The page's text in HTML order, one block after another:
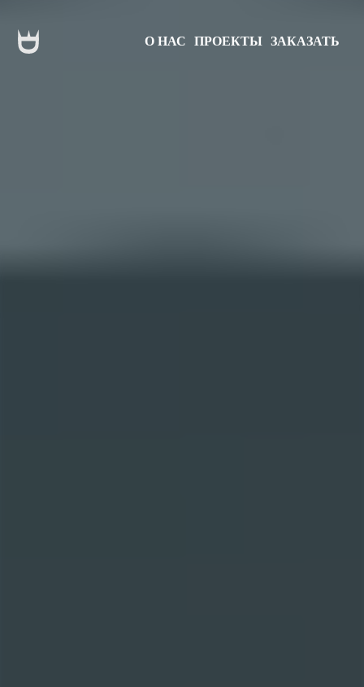
О НАС ПРОЕКТЫ ЗАКАЗАТЬ